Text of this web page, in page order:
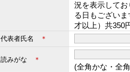
況を表示して
る日もござい
才以上）共350
代表者氏名 ＊
読みがな ＊
(全角かな・全